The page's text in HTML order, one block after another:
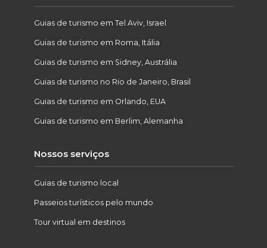
Guias de turismo em Tel Aviv, Israel
Guias de turismo em Roma, Itália
Guias de turismo em Sidney, Austrália
Guias de turismo no Rio de Janeiro, Brasil
Guias de turismo em Orlando, EUA
Guias de turismo em Berlim, Alemanha
Nossos serviços
Guias de turismo local
Passeios turísticos pelo mundo
Tour virtual em destinos